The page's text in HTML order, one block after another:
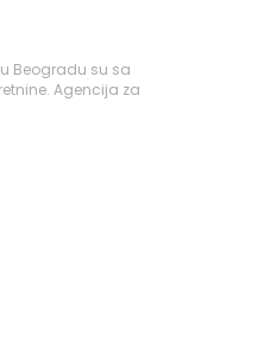
Beogradu su sa
Agencija za